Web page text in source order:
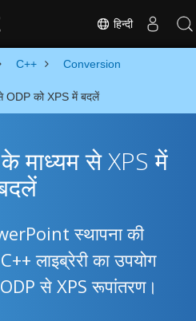
हिन्दी
C++ Conversion
ODP को XPS में बदलें
माध्यम से XPS में
स्थापना की
लाइब्रेरी का उपयोग
से XPS रूपांतरण।